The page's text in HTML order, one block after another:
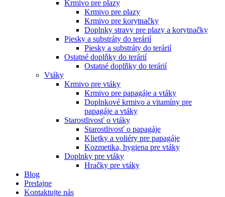
Krmivo pre plazy
Krmivo pre plazy
Krmivo pre korytnačky
Doplnky stravy pre plazy a korytnačky
Piesky a substráty do terárií
Piesky a substráty do terárií
Ostatné doplňky do terárií
Ostatné doplňky do terárií
Vtáky
Krmivo pre vtáky
Krmivo pre papagáje a vtáky
Doplnkové krmivo a vitamíny pre
papagáje a vtáky
Starostlivosť o vtáky
Starostlivosť o papagáje
Klietky a voliéry pre papagáje
Kozmetika, hygiena pre vtáky
Doplnky pre vtáky
Hračky pre vtáky
Blog
Predajne
Kontaktujte nás